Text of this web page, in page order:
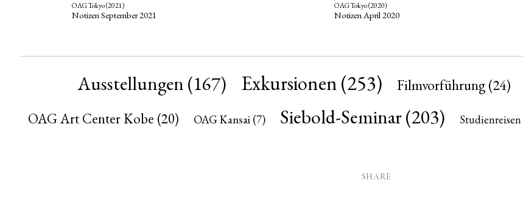
OAG Tokyo (2021)
Notizen September 2021
OAG Tokyo (2020)
Notizen April 2020
Ausstellungen (167) Exkursionen(253) Filmvorführung(24)
OAG Art Center Kobe (20) OAG Kansai (7) Siebold-Seminar(203) Studienreisen
SHARE